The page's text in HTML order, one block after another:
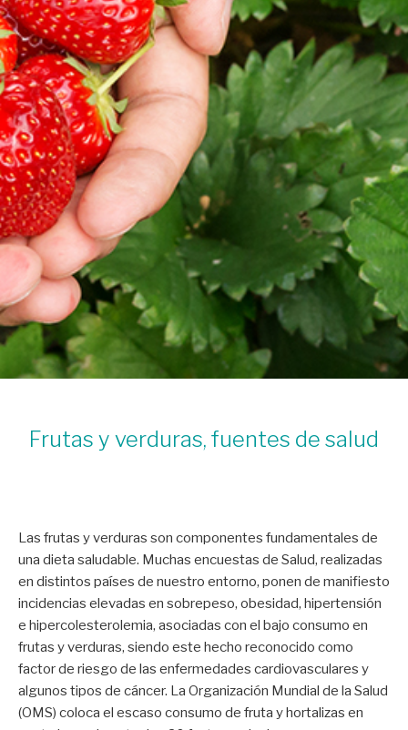
Frutas y verduras, fuentes de salud
Las frutas y verduras son componentes fundamentales de
una dieta saludable. Muchas encuestas de Salud, realizadas
en distintos países de nuestro entorno, ponen de manifiesto
incidencias elevadas en sobrepeso, obesidad, hipertensión
e hipercolesterolemia, asociadas con el bajo consumo en
frutas y verduras, siendo este hecho reconocido como
factor de riesgo de las enfermedades cardiovasculares y
algunos tipos de cáncer. La Organización Mundial de la Salud
(OMS) coloca el escaso consumo de fruta y hortalizas en